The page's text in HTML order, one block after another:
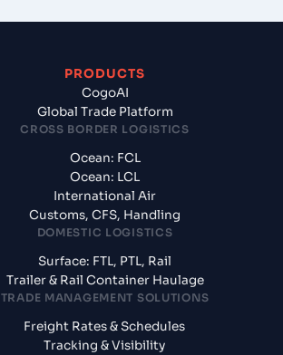
PRODUCTS
CogoAI
Global Trade Platform
CROSS BORDER LOGISTICS
Ocean: FCL
Ocean: LCL
International Air
Customs, CFS, Handling
DOMESTIC LOGISTICS
Surface: FTL, PTL, Rail
Trailer & Rail Container Haulage
TRADE MANAGEMENT SOLUTIONS
Freight Rates & Schedules
Tracking & Visibility